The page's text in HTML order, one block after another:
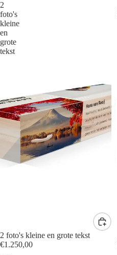
2
foto's
kleine
en
grote
tekst
2 foto's kleine en grote tekst
€1.250,00